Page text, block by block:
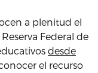
a plenitud el
Federal de
desde
el recurso